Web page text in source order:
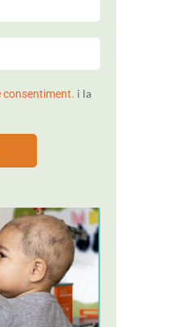
consentiment. i la